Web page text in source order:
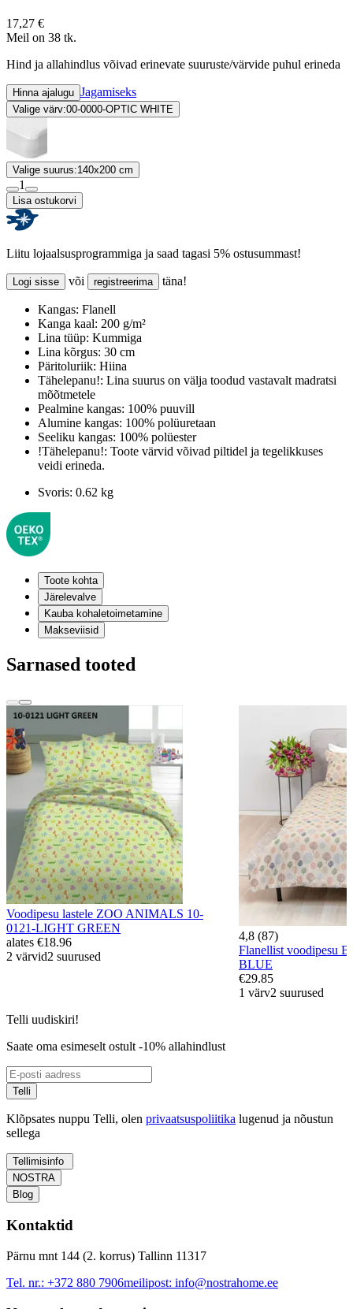
17,27 €
Meil on 38 tk.
Hind ja allahindlus võivad erinevate suuruste/värvide puhul erineda
Hinna ajalugu Jagamiseks
Valige värv:00-0000-OPTIC WHITE
Valige suurus:140x200 cm
1
Lisa ostukorvi
Liitu lojaalsusprogrammiga ja saad tagasi 5% ostusummast!
Logi sisse või registreerima täna!
Kangas: Flanell
Kanga kaal: 200 g/m²
Lina tüüp: Kummiga
Lina kõrgus: 30 cm
Päritoluriik: Hiina
Tähelepanu!: Lina suurus on välja toodud vastavalt madratsi
mõõtmetele
Pealmine kangas: 100% puuvill
Alumine kangas: 100% polüuretaan
Seeliku kangas: 100% polüester
!Tähelepanu!: Toote värvid võivad piltidel ja tegelikkuses
veidi erineda.
Svoris: 0.62 kg
Toote kohta
Järelevalve
Kauba kohaletoimetamine
Makseviisid
Sarnased tooted
Voodipesu lastele ZOO ANIMALS 10-
0121-LIGHT GREEN
alates €18.96
2 värvid2 suurused
4,8 (87)
Flanellist voodipesu
BLUE
€29.85
1 värv2 suurused
Telli uudiskiri!
Saate oma esimeselt ostult -10% allahindlust
Telli
Klõpsates nuppu Telli, olen privaatsuspoliitika lugenud ja nõustun
sellega
Tellimisinfo
NOSTRA
Blog
Kontaktid
Pärnu mnt 144 (2. korrus) Tallinn 11317
Tel. nr.: +372 880 7906meilipost: info@nostrahome.ee